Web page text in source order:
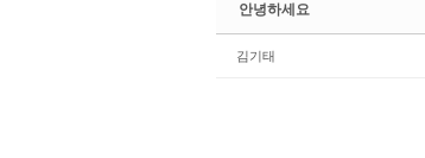
안녕하세요
김기태